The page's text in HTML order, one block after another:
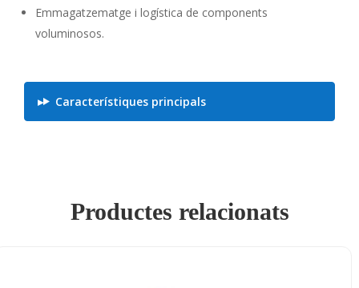
Emmagatzematge i logística de components
voluminosos.
Característiques principals
Productes relacionats